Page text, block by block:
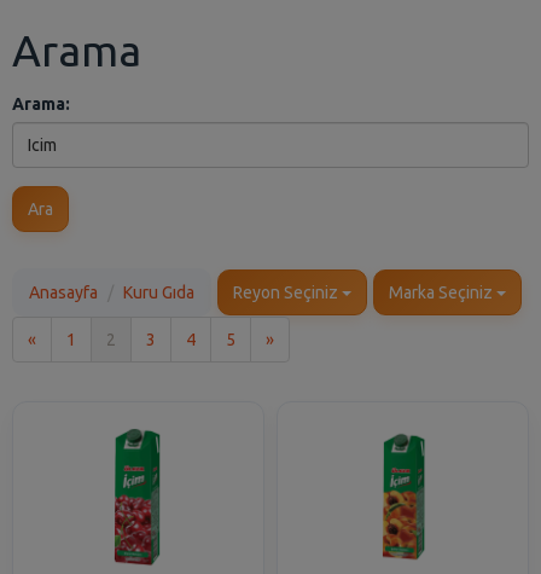
Arama
Arama:
Ara
Anasayfa Kuru Gıda Reyon Seçiniz Marka Seçiniz
« 1 2 3 4 5 »Son